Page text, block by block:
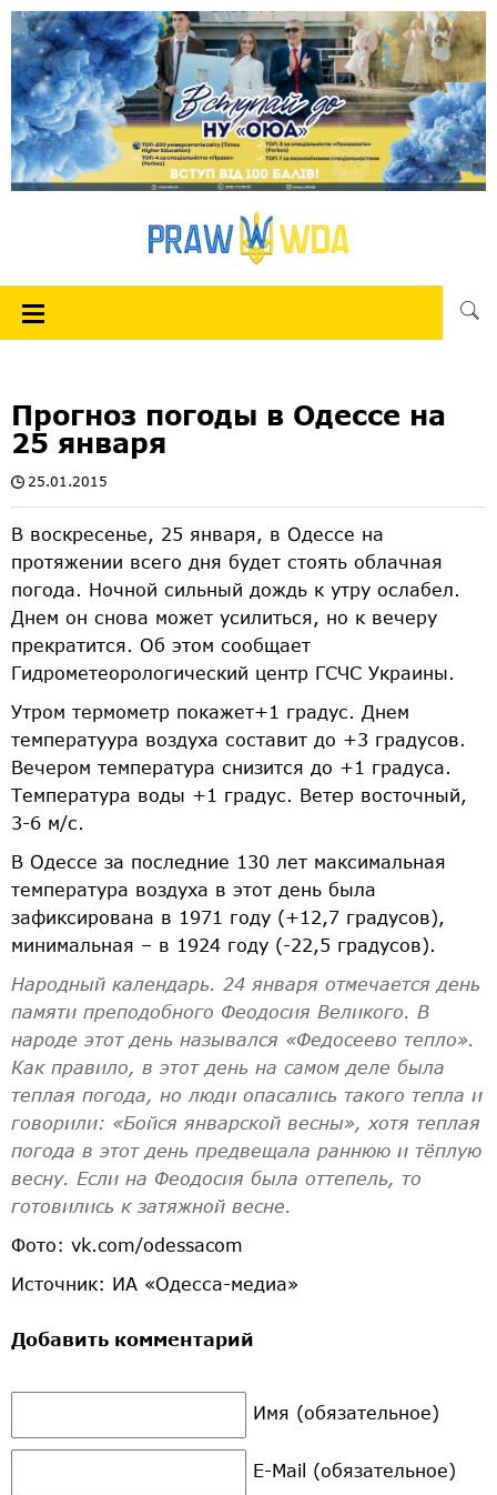
Прогноз погоды в Одессе на
25 января
25.01.2015
В воскресенье, 25 января, в Одессе на
протяжении всего дня будет стоять облачная
погода. Ночной сильный дождь к утру ослабел.
Днем он снова может усилиться, но к вечеру
прекратится. Об этом сообщает
Гидрометеорологический центр ГСЧС Украины.
Утром термометр покажет+1 градус. Днем
температуура воздуха составит до +3 градусов.
Вечером температура снизится до +1 градуса.
Температура воды +1 градус. Ветер восточный,
3-6 м/с.
В Одессе за последние 130 лет максимальная
температура воздуха в этот день была
зафиксирована в 1971 году (+12,7 градусов),
минимальная – в 1924 году (-22,5 градусов).
Народный календарь. 24 января отмечается день
памяти преподобного Феодосия Великого. В
народе этот день назывался «Федосеево тепло».
Как правило, в этот день на самом деле была
теплая погода, но люди опасались такого тепла и
говорили: «Бойся январской весны», хотя теплая
погода в этот день предвещала раннюю и тёплую
весну. Если на Феодосия была оттепель, то
готовились к затяжной весне.
Фото: vk.com/odessacom
Источник: ИА «Одесса-медиа»
Добавить комментарий
Имя (обязательное)
E-Mail (обязательное)